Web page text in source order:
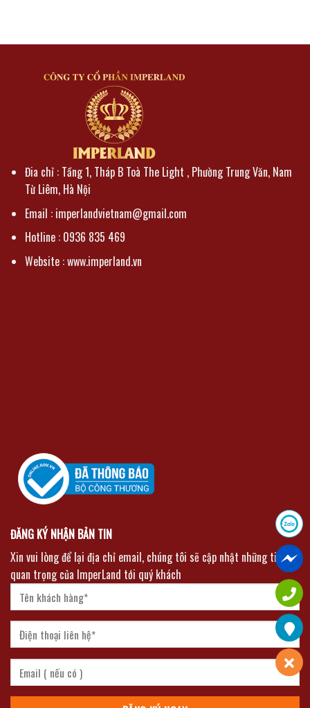
Đia chỉ : Tầng 1, Tháp B Toà The Light , Phường Trung Văn, Nam
Từ Liêm, Hà Nội
Email : imperlandvietnam@gmail.com
Hotline : 0936 835 469
Website : www.imperland.vn
ĐĂNG KÝ NHẬN BẢN TIN
Xin vui lòng để lại địa chỉ email, chúng tôi sẽ cập nhật những tin tức
quan trọng của ImperLand tới quý khách